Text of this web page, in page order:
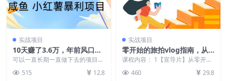
实战项目
10天赚了3.6万，年前风口利
润超级高，手机操作就可以，
多劳多得
可以一直长期一直做下去的项目，
适合小白，而且项目每...
515 12.8
实战项目
零开始的旅拍vlog指南，从0
开始用视频记录生活
课程内容： 1【宣导片】从零开始
的...460 29.8